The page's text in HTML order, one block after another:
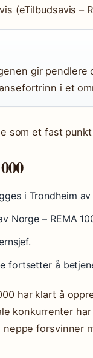
(eTilbudsavis –
gir
i et
som et fast
i Trondheim
Norge – REMA
fortsetter å
har klart å
konkurrenter
forsvinner